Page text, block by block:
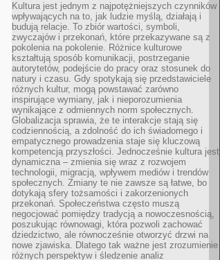
Kultura jest jednym z najpotężniejszych czynników
wpływających na to, jak ludzie myślą, działają i
budują relacje. To zbiór wartości, symboli,
zwyczajów i przekonań, które przekazywane są z
pokolenia na pokolenie. Różnice kulturowe
kształtują sposób komunikacji, postrzeganie
autorytetów, podejście do pracy oraz stosunek do
natury i czasu. Gdy spotykają się przedstawiciele
różnych kultur, mogą powstawać zarówno
inspirujące wymiany, jak i nieporozumienia
wynikające z odmiennych norm społecznych.
Globalizacja sprawia, że te interakcje stają się
codziennością, a zdolność do ich świadomego i
empatycznego prowadzenia staje się kluczową
kompetencją przyszłości. Jednocześnie kultura jest
dynamiczna – zmienia się wraz z rozwojem
technologii, migracją, wpływem mediów i trendów
społecznych. Zmiany te nie zawsze są łatwe, bo
dotykają sfery tożsamości i zakorzenionych
przekonań. Społeczeństwa często muszą
negocjować pomiędzy tradycją a nowoczesnością,
poszukując równowagi, która pozwoli zachować
dziedzictwo, ale równocześnie otworzyć drzwi na
nowe zjawiska. Dlatego tak ważne jest zrozumienie
różnych perspektyw i śledzenie analiz